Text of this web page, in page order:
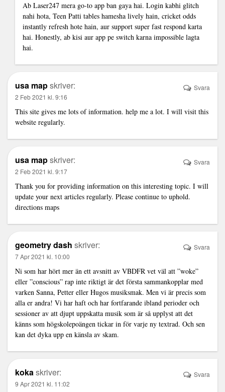
Ab Laser247 mera go-to app ban gaya hai. Login kabhi glitch
nahi hota, Teen Patti tables hamesha lively hain, cricket odds
instantly refresh hote hain, aur support super fast respond karta
hai. Honestly, ab kisi aur app pe switch karna impossible lagta
hai.
usa mapskriver:
2 Feb 2021 kl. 9:16
This site gives me lots of information. help me a lot. I will visit this
website regularly.
Svara
usa mapskriver:
2 Feb 2021 kl. 9:17
Thank you for providing information on this interesting topic. I will
update your next articles regularly. Please continue to uphold.
directions maps
Svara
geometry dash skriver:
7 Apr 2021 kl. 10:00
Ni som har hört mer än ett avsnitt av VBDFR vet väl att ”woke”
eller ”conscious” rap inte riktigt är det första sammankopplar med
varken Sanna, Petter eller Hugos musiksmak. Men vi är precis som
alla er andra! Vi har haft och har fortfarande ibland perioder och
sessioner av att djupt uppskatta musik som är så upplyst att det
känns som högskolepoängen tickar in för varje ny textrad. Och sen
kan det dyka upp en känsla av skam.
Svara
kokaskriver:
9 Apr 2021 kl. 11:02
Svara